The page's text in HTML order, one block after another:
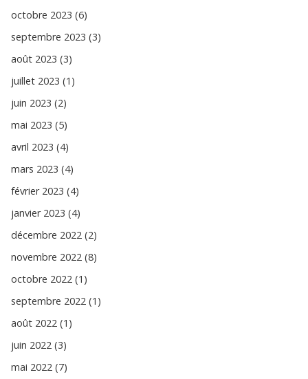
octobre 2023 (6)
septembre 2023 (3)
août 2023 (3)
juillet 2023 (1)
juin 2023 (2)
mai 2023 (5)
avril 2023 (4)
mars 2023 (4)
février 2023 (4)
janvier 2023 (4)
décembre 2022 (2)
novembre 2022 (8)
octobre 2022 (1)
septembre 2022 (1)
août 2022 (1)
juin 2022 (3)
mai 2022 (7)